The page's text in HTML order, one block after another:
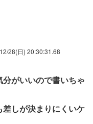
28(日) 20:30:31.68
がいいので書いちゃ
しが決まりにくいケ